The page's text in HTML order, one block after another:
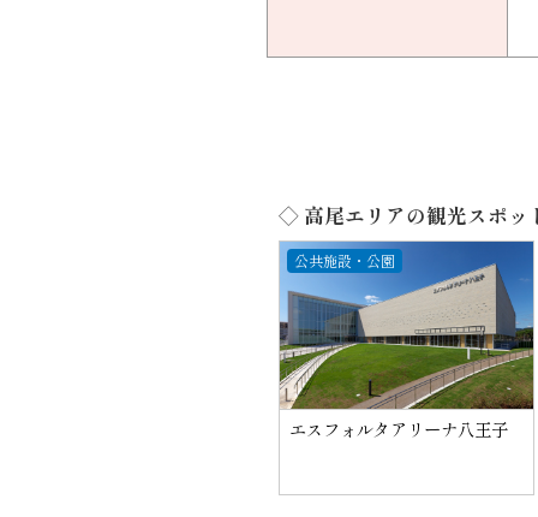
◇ 高尾エリアの観光スポッ
公共施設・公園
エスフォルタアリーナ八王子